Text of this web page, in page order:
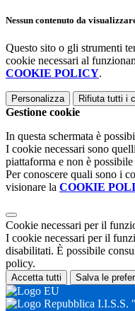
Nessun contenuto da
Questo sito o gli strumenti
cookie necessari al
COOKIE POLICY.
Personalizza Rifiuta tutti i
Gestione cookie
In questa schermata è
I cookie necessari sono
piattaforma e non è
Per conoscere quali sono i
visionare la COOKIE
Cookie necessari per il
I cookie necessari per il
disabilitati. È possibile
policy.
Accetta tutti Salva le
I.I.S.S.